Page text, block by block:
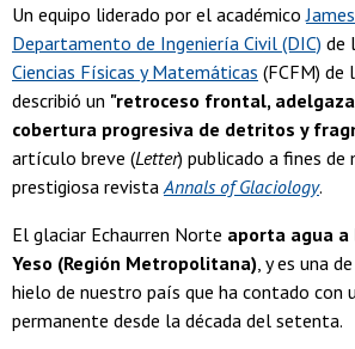
Un equipo liderado por el académico
Departamento de Ingeniería Civil (DIC) de
Ciencias Físicas y Matemáticas (FCFM) de
describió un "retroceso frontal,
cobertura progresiva de detritos y
artículo breve (Letter) publicado a fines de
prestigiosa revista Annals of Glaciology.
El glaciar Echaurren Norte aporta agua a
Yeso (Región Metropolitana) , y es una
hielo de nuestro país que ha contado con
permanente desde la década del setenta.